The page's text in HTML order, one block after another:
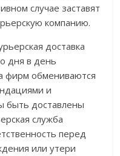
случае заставят
компанию.
доставка
дня в день
фирм обмениваются
и
быть доставлены
служба
перед
или утери